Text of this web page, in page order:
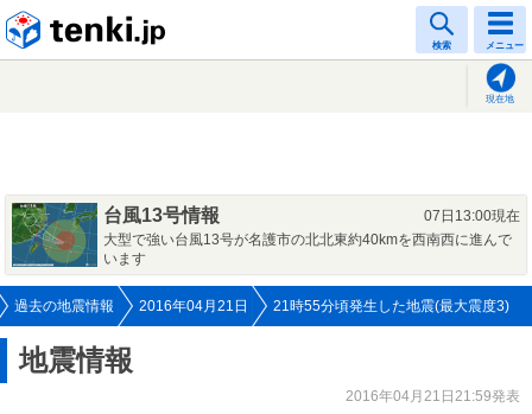
検索 メニュー
現在地
台風13号情報
07日13:00現在
大型で強い台風13号が名護市の北北東約40kmを西南西に進んで
います
過去の地震情報 2016年04月21日 21時55分頃発生した地震(最大震度3)
地震情報
2016年04月21日21:59発表